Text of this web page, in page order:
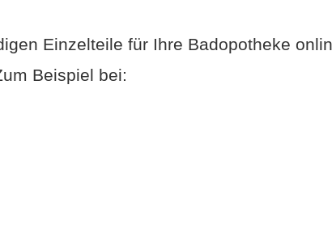
Einzelteile für Ihre Badopotheke
Beispiel bei: